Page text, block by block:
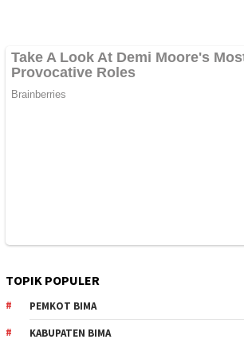
TOPIK POPULER
PEMKOT BIMA
KABUPATEN BIMA